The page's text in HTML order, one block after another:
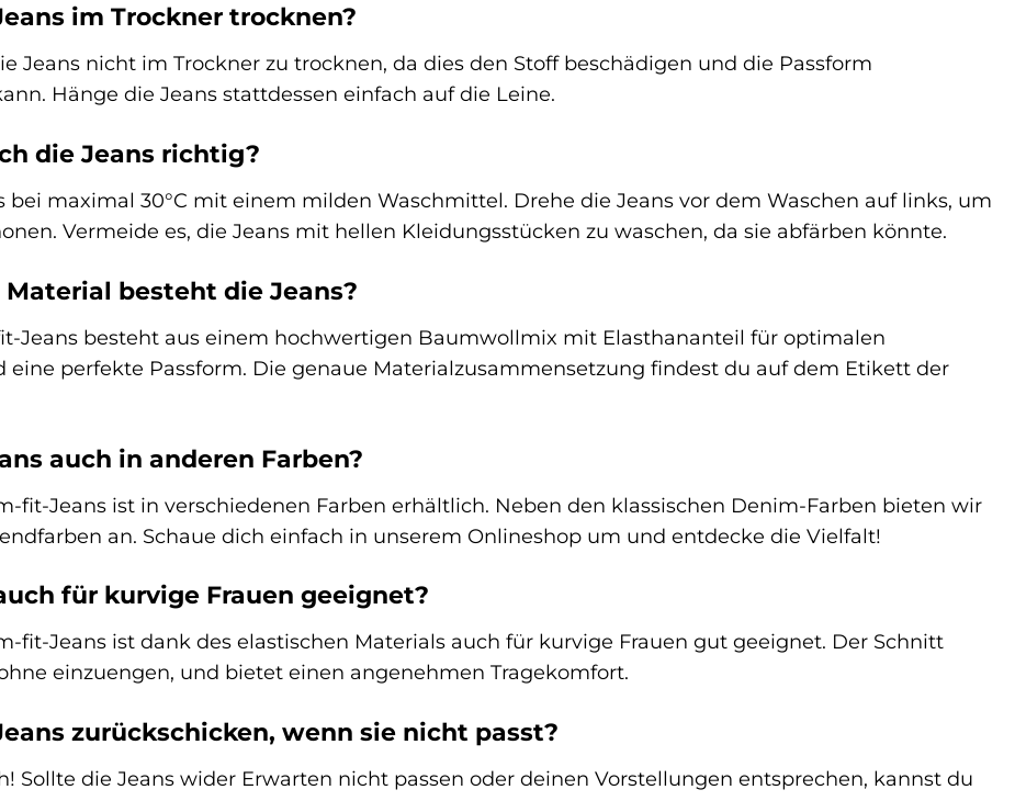
im Trockner trocknen?
Jeans nicht im Trockner zu trocknen, da dies den Stoff beschädigen und die Passform
Hänge die Jeans stattdessen einfach auf die Leine.
die Jeans richtig?
bei maximal 30°C mit einem milden Waschmittel. Drehe die Jeans vor dem Waschen auf links, um
Vermeide es, die Jeans mit hellen Kleidungsstücken zu waschen, da sie abfärben könnte.
besteht die Jeans?
Jeans besteht aus einem hochwertigen Baumwollmix mit Elasthananteil für optimalen
eine perfekte Passform. Die genaue Materialzusammensetzung findest du auf dem Etikett der
auch in anderen Farben?
fit-Jeans ist in verschiedenen Farben erhältlich. Neben den klassischen Denim-Farben bieten wir
an. Schaue dich einfach in unserem Onlineshop um und entdecke die Vielfalt!
für kurvige Frauen geeignet?
fit-Jeans ist dank des elastischen Materials auch für kurvige Frauen gut geeignet. Der Schnitt
einzuengen, und bietet einen angenehmen Tragekomfort.
zurückschicken, wenn sie nicht passt?
Sollte die Jeans wider Erwarten nicht passen oder deinen Vorstellungen entsprechen, kannst du